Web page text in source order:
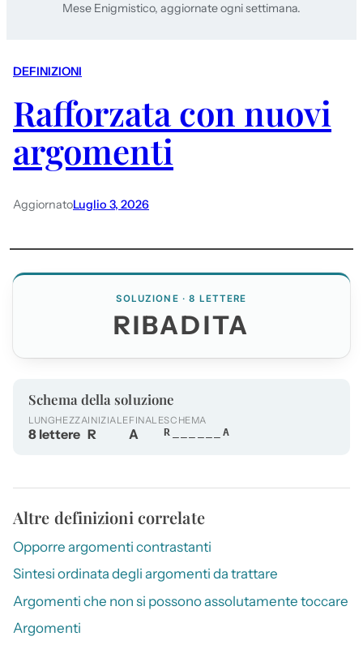
Mese Enigmistico, aggiornate ogni settimana.
DEFINIZIONI
Rafforzata con nuovi
argomenti
AggiornatoLuglio 3, 2026
SOLUZIONE · 8 LETTERE
RIBADITA
Schema della soluzione
LUNGHEZZA
8 lettere
INIZIALE
R
FINALE
A
SCHEMA
R______A
Altre definizioni correlate
Opporre argomenti contrastanti
Sintesi ordinata degli argomenti da trattare
Argomenti che non si possono assolutamente toccare
Argomenti